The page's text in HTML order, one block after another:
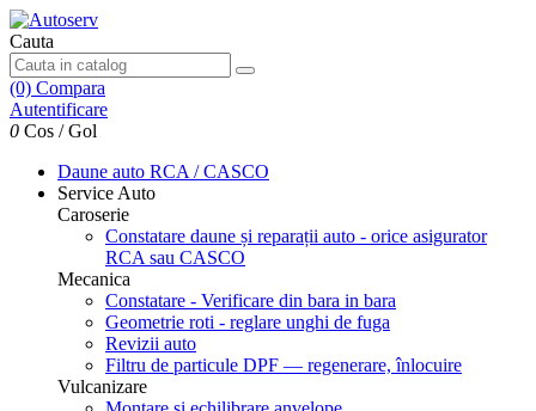
Cauta
(0) Compara
Autentificare
0 Cos /Gol
Daune auto RCA / CASCO
Service Auto
Caroserie
Constatare daune și reparații auto - orice asigurator
RCA sau CASCO
Mecanica
Constatare - Verificare din bara in bara
Geometrie roti - reglare unghi de fuga
Revizii auto
Filtru de particule DPF — regenerare, înlocuire
Vulcanizare